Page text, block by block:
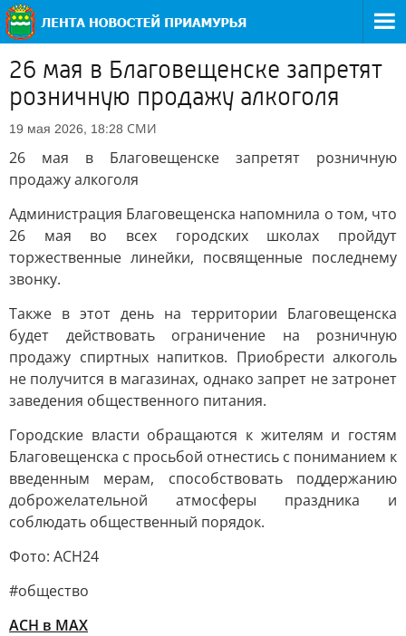
26 мая в Благовещенске запретят
розничную продажу алкоголя
19 мая 2026, 18:28 СМИ
26 мая в Благовещенске запретят розничную
продажу алкоголя
Администрация Благовещенска напомнила о том, что
26 мая во всех городских школах пройдут
торжественные линейки, посвященные последнему
звонку.
Также в этот день на территории Благовещенска
будет действовать ограничение на розничную
продажу спиртных напитков. Приобрести алкоголь
не получится в магазинах, однако запрет не затронет
заведения общественного питания.
Городские власти обращаются к жителям и гостям
Благовещенска с просьбой отнестись с пониманием к
введенным мерам, способствовать поддержанию
доброжелательной атмосферы праздника и
соблюдать общественный порядок.
Фото: АСН24
#общество
АСН в MAX